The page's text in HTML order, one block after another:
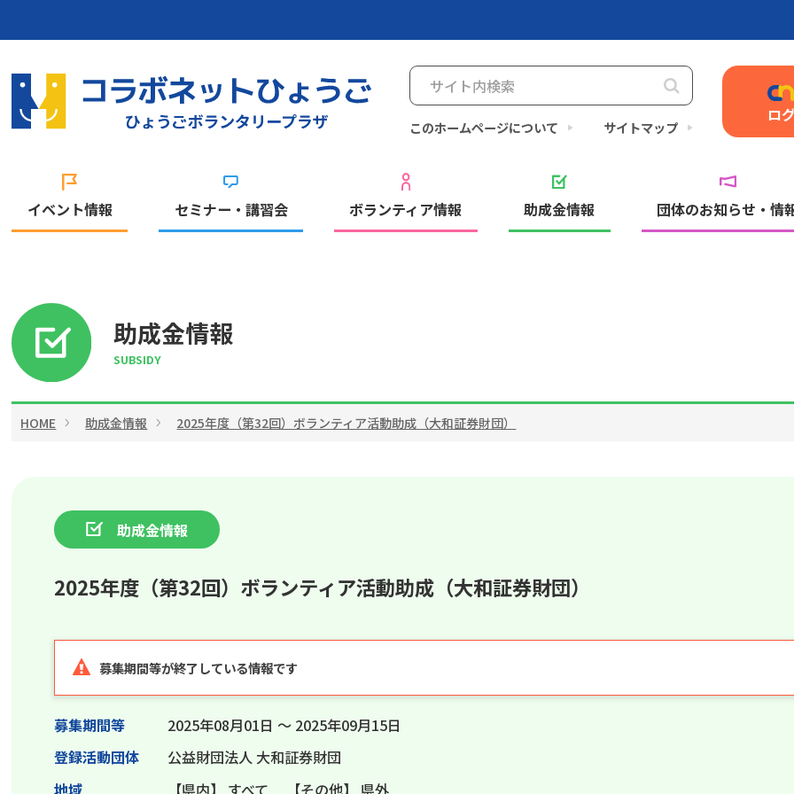
このホームページについて サイトマップ
ロ
イベント情報 セミナー・講習会 ボランティア情報 助成金情報 団体のお知らせ・情
助成金情報
SUBSIDY
HOME 助成金情報 2025年度（第32回）ボランティア活動助成（大和証券財団）
助成金情報
2025年度（第32回）ボランティア活動助成（大和証券財団）
募集期間等が終了している情報です
募集期間等
2025年08月01日 ～ 2025年09月15日
登録活動団体
公益財団法人 大和証券財団
地域
【県内】 すべて 【その他】 県外